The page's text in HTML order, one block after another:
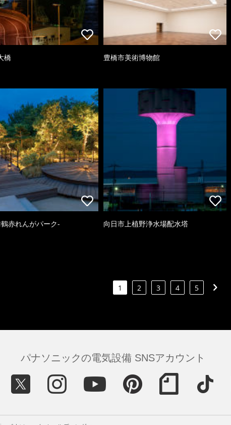
橋 豊橋市美術博物館
赤れんがパーク- 向日市上植野浄水場配水塔
1 2 3 4 5
パナソニックの電気設備 SNSアカウント